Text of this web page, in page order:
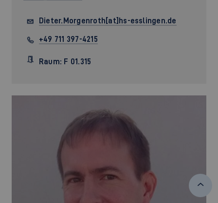
Dieter.Morgenroth[at]hs-esslingen.de
+49 711 397-4215
Raum: F 01.315